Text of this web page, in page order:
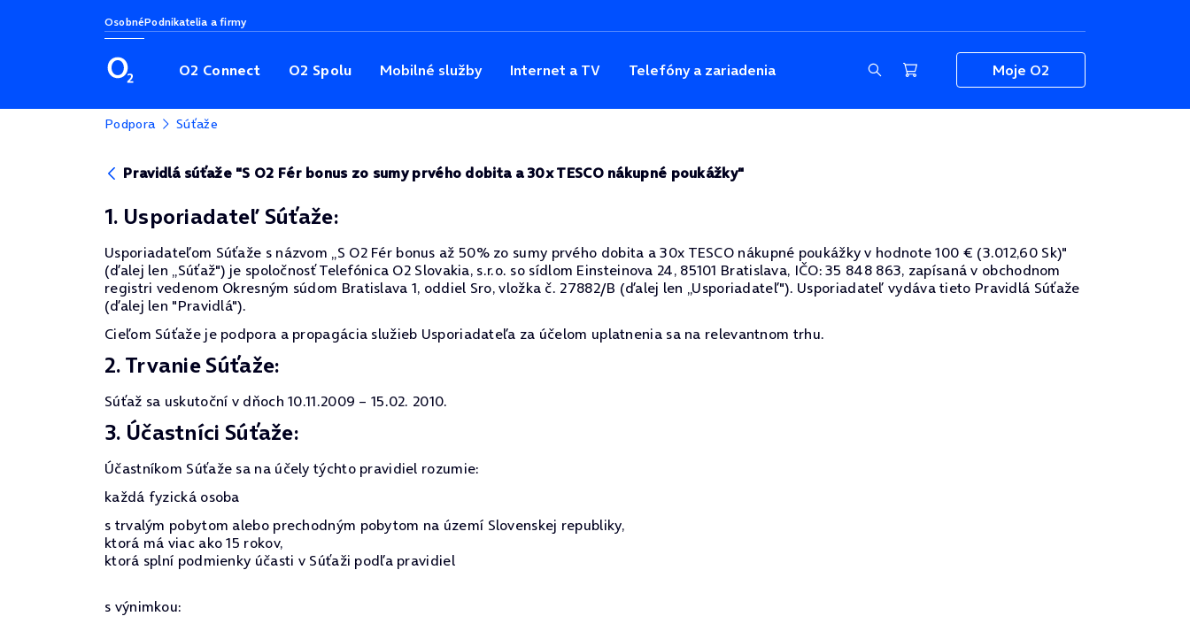
OsobnéPodnikatelia a firmy
O2 Connect O2 Spolu Mobilné služby Internet a TV Telefóny a zariadenia Moje O2
Podpora Súťaže
Pravidlá súťaže "S O2 Fér bonus zo sumy prvého dobita a 30x TESCO nákupné poukážky"
1. Usporiadateľ Súťaže:
Usporiadateľom Súťaže s názvom „S O2 Fér bonus až 50% zo sumy prvého dobita a 30x TESCO nákupné poukážky v hodnote 100 € (3.012,60 Sk)"
(ďalej len „Súťaž") je spoločnosť Telefónica O2 Slovakia, s.r.o. so sídlom Einsteinova 24, 85101 Bratislava, IČO: 35 848 863, zapísaná v obchodnom
registri vedenom Okresným súdom Bratislava 1, oddiel Sro, vložka č. 27882/B (ďalej len „Usporiadateľ"). Usporiadateľ vydáva tieto Pravidlá Súťaže
(ďalej len "Pravidlá").
Cieľom Súťaže je podpora a propagácia služieb Usporiadateľa za účelom uplatnenia sa na relevantnom trhu.
2. Trvanie Súťaže:
Súťaž sa uskutoční v dňoch 10.11.2009 – 15.02. 2010.
3. Účastníci Súťaže:
Účastníkom Súťaže sa na účely týchto pravidiel rozumie:
každá fyzická osoba
s trvalým pobytom alebo prechodným pobytom na území Slovenskej republiky,
ktorá má viac ako 15 rokov,
ktorá splní podmienky účasti v Súťaži podľa pravidiel
s výnimkou: